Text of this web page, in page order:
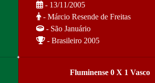
- 13/11/2005
- Márcio Resende de Freitas
- São Januário
- Brasileiro 2005
Fluminense 0 X 1 Vasco